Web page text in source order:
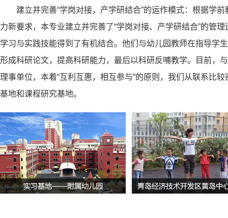
建立并完善“学岗对接，产学研结合”的运作模式：根据学
力新要求，本专业建立并完善了“学岗对接、产学研结合”的管
学习与实践技能得到了有机结合。他们与幼儿园教师在指导学
形成科研论文，提高科研能力，最后以科研反哺教学。目前，
理事单位，本着“互利互惠，相互参与”的原则，我们从联系比
基地和课程研究基地。